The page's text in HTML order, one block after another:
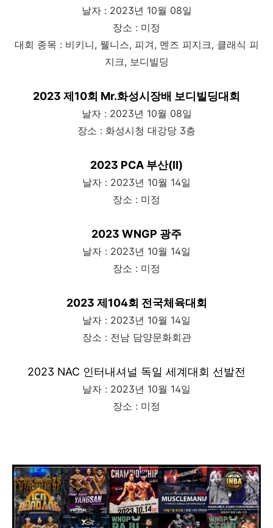
날자 : 2023년 10월 08일
장소 : 미정
대회 종목 : 비키니, 웰니스, 피겨, 멘즈 피지크, 클래식 피
지크, 보디빌딩
2023 제10회 Mr.화성시장배 보디빌딩대회
날자 : 2023년 10월 08일
장소 : 화성시청 대강당 3층
2023 PCA 부산(Ⅱ)
날자 : 2023년 10월 14일
장소 : 미정
2023 WNGP 광주
날자 : 2023년 10월 14일
장소 : 미정
2023 제104회 전국체육대회
날자 : 2023년 10월 14일
장소 : 전남 담양문화회관
2023 NAC 인터내셔널 독일 세계대회 선발전
날자 : 2023년 10월 14일
장소 : 미정